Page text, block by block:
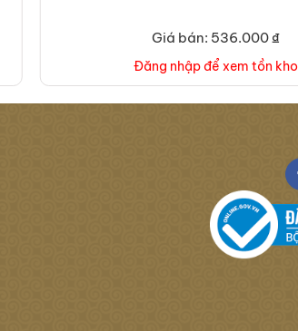
Giá bán: 536.000 ₫
Đăng nhập để xem tồn kho